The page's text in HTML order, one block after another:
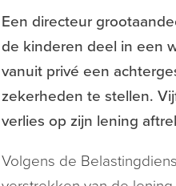
Een directeur
de kinderen deel in een
vanuit privé een
zekerheden te stellen.
verlies op zijn lening
Volgens de